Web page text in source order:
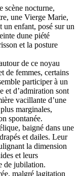
nocturne,
une Vierge Marie,
un enfant, posé sur un
dune piété
et la posture
de ce noyau
de femmes, certains
participer à un
et d’admiration sont
vacillante d’une
marginales,
spontanée.
baigné dans une
et dailes. Leur
la dimension
et leurs
de jubilation.
malgré lagitation